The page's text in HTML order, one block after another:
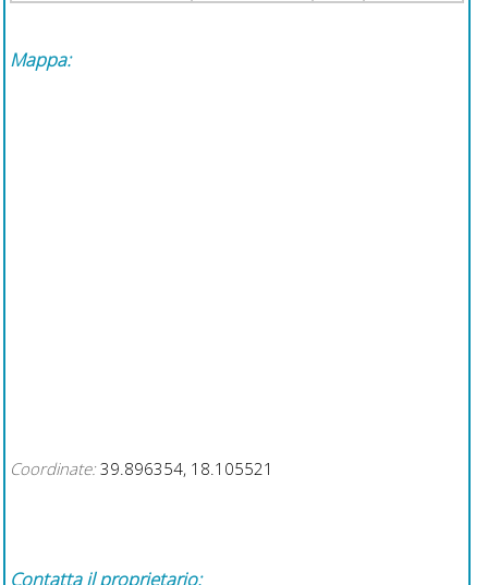
Mappa:
Coordinate: 39.896354, 18.105521
Contatta il proprietario: